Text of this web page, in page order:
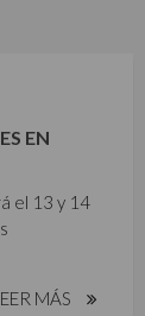
EN
el 13 y 14
MÁS